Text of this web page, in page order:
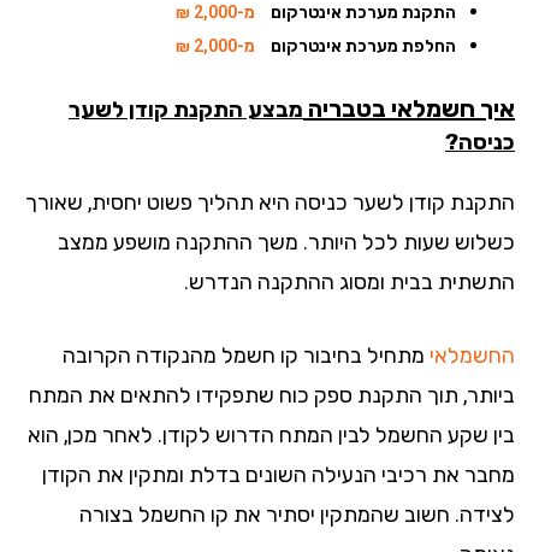
התקנת מערכת אינטרקום
מ-2,000 ₪
החלפת מערכת אינטרקום
מ-2,000 ₪
חשמלאי בטבריהמבצע התקנת קודן לשער
קודן לשער כניסה היא תהליך פשוט יחסית, שאורך
שעות לכל היותר. משך ההתקנה מושפע ממצב
בבית ומסוג ההתקנה הנדרש.
מתחיל בחיבור קו חשמל מהנקודה הקרובה
תוך התקנת ספק כוח שתפקידו להתאים את המתח
שקע החשמל לבין המתח הדרוש לקודן. לאחר מכן, הוא
את רכיבי הנעילה השונים בדלת ומתקין את הקודן
חשוב שהמתקין יסתיר את קו החשמל בצורה